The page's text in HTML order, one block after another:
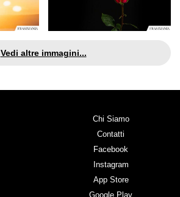
Vedi altre immagini...
Chi Siamo
Contatti
Facebook
Instagram
App Store
Google Play